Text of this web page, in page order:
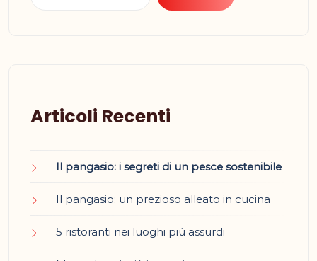
Articoli Recenti
Il pangasio: i segreti di un pesce sostenibile
Il pangasio: un prezioso alleato in cucina
5 ristoranti nei luoghi più assurdi